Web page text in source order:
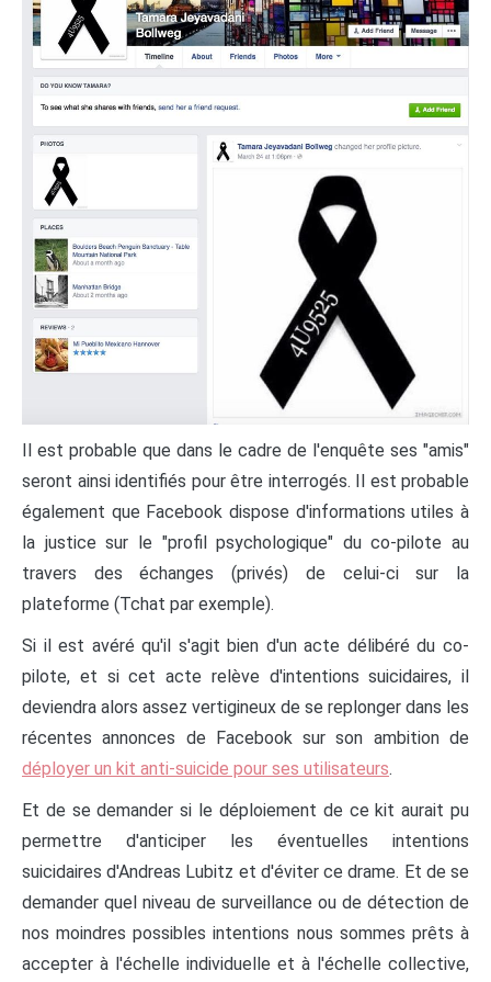
Il est probable que dans le cadre de l'enquête ses "amis"
seront ainsi identifiés pour être interrogés. Il est probable
également que Facebook dispose d'informations utiles à
la justice sur le "profil psychologique" du co-pilote au
travers des échanges (privés) de celui-ci sur la
plateforme (Tchat par exemple).
Si il est avéré qu'il s'agit bien d'un acte délibéré du co-
pilote, et si cet acte relève d'intentions suicidaires, il
deviendra alors assez vertigineux de se replonger dans les
récentes annonces de Facebook sur son ambition de
déployer un kit anti-suicide pour ses utilisateurs.
Et de se demander si le déploiement de ce kit aurait pu
permettre d'anticiper les éventuelles intentions
suicidaires d'Andreas Lubitz et d'éviter ce drame. Et de se
demander quel niveau de surveillance ou de détection de
nos moindres possibles intentions nous sommes prêts à
accepter à l'échelle individuelle et à l'échelle collective,